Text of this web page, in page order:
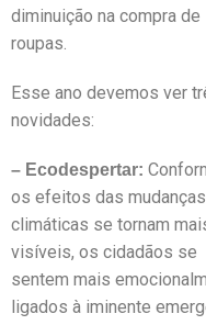
diminuição na compra de
roupas.
Esse ano devemos ver
novidades:
– Ecodespertar:
os efeitos das mudanças
climáticas se tornam
visíveis, os cidadãos se
sentem mais
ligados à iminente